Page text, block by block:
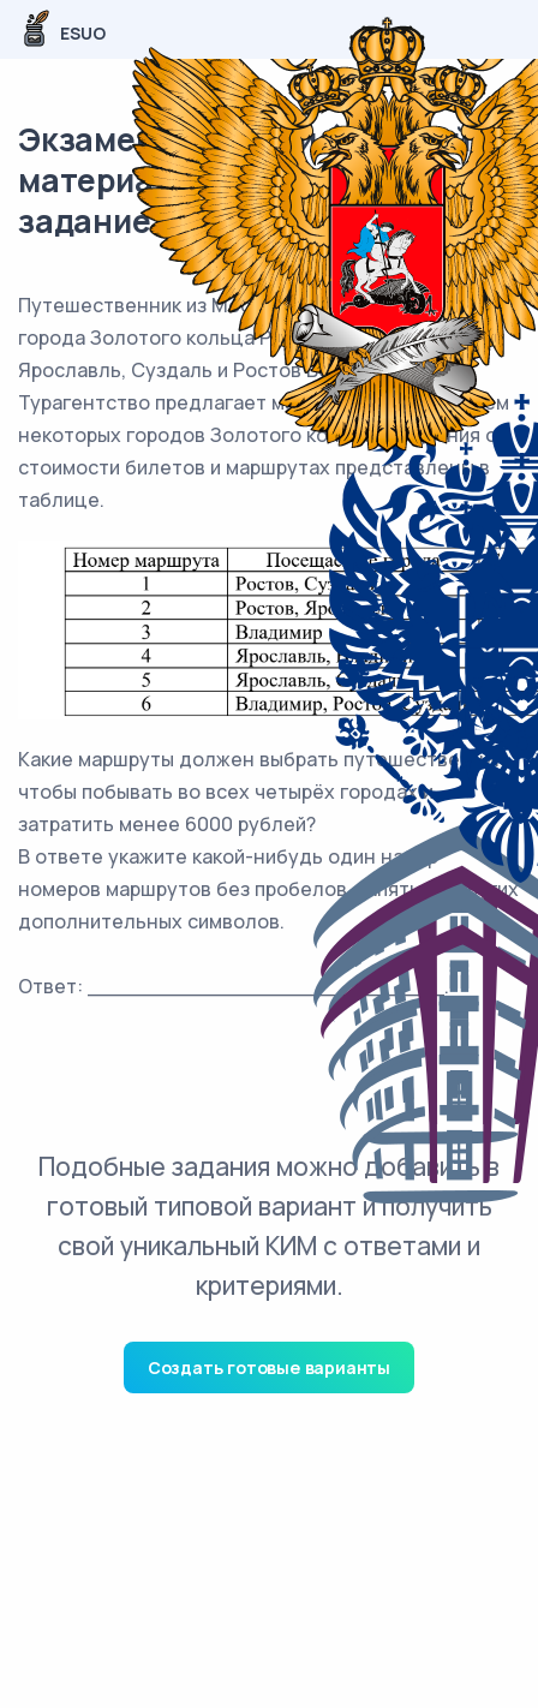
ESUO
Экзаменационный (типовой)
материал ЕГЭ / База / 06
задание (24) / 138
Путешественник из Москвы хочет посетить 4
города Золотого кольца России: Владимир,
Ярославль, Суздаль и Ростов Великий.
Турагентство предлагает маршруты с посещением
некоторых городов Золотого кольца. Сведения о
стоимости билетов и маршрутах представлены в
таблице.
Какие маршруты должен выбрать путешественник,
чтобы побывать во всех четырёх городах и
затратить менее 6000 рублей?
В ответе укажите какой-нибудь один набор
номеров маршрутов без пробелов, запятых и других
дополнительных символов.
Ответ: ___________________________.
Подобные задания можно добавить в
готовый типовой вариант и получить
свой уникальный КИМ с ответами и
критериями.
Создать готовые варианты